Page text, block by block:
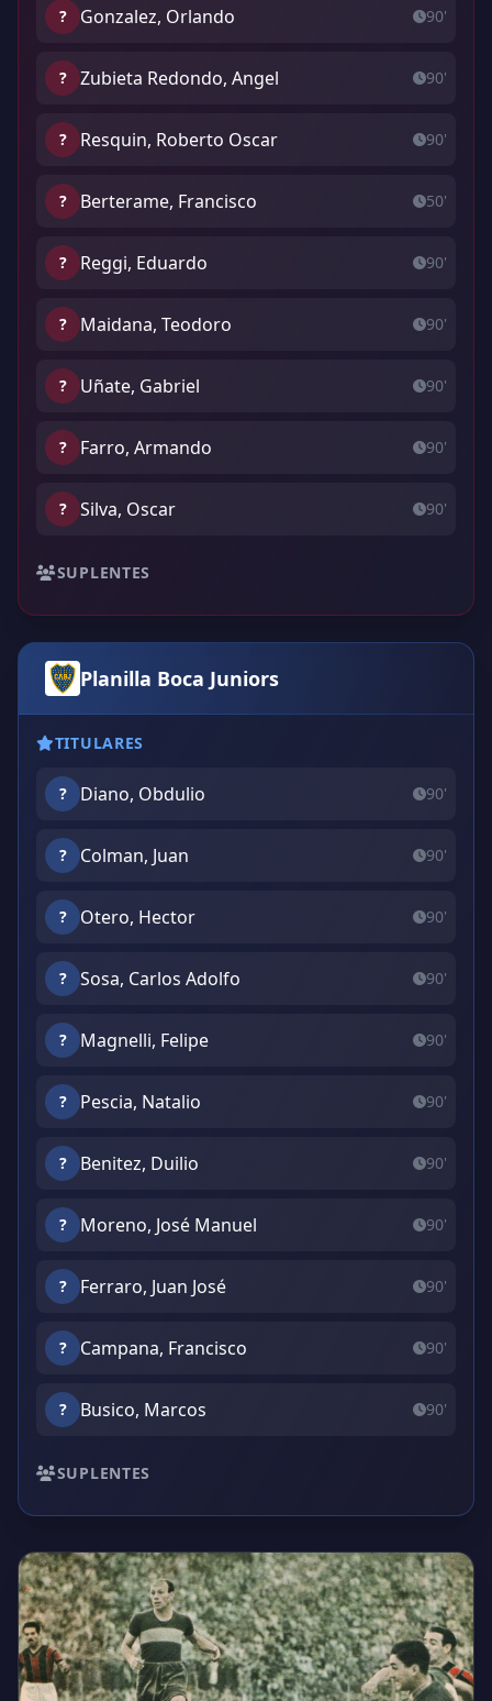
? Gonzalez, Orlando 90'
? Zubieta Redondo, Angel 90'
? Resquin, Roberto Oscar 90'
? Berterame, Francisco 50'
? Reggi, Eduardo 90'
? Maidana, Teodoro 90'
? Uñate, Gabriel 90'
? Farro, Armando 90'
? Silva, Oscar 90'
SUPLENTES
Planilla Boca Juniors
TITULARES
? Diano, Obdulio 90'
? Colman, Juan 90'
? Otero, Hector 90'
? Sosa, Carlos Adolfo 90'
? Magnelli, Felipe 90'
? Pescia, Natalio 90'
? Benitez, Duilio 90'
? Moreno, José Manuel 90'
? Ferraro, Juan José 90'
? Campana, Francisco 90'
? Busico, Marcos 90'
SUPLENTES